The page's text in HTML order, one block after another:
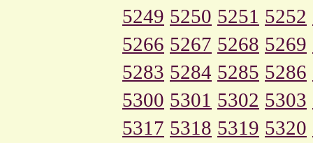
5249 5250 5251 5252
5266 5267 5268 5269
5283 5284 5285 5286
5300 5301 5302 5303
5317 5318 5319 5320